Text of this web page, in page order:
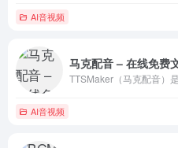
AI音视频
马克配音 – 在线免费
AI音视频